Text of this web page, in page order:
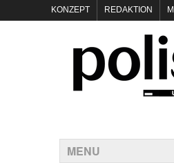
KONZEPT REDAKTION
POLIS
KONTAKT DATENSCHUTZ
MENU